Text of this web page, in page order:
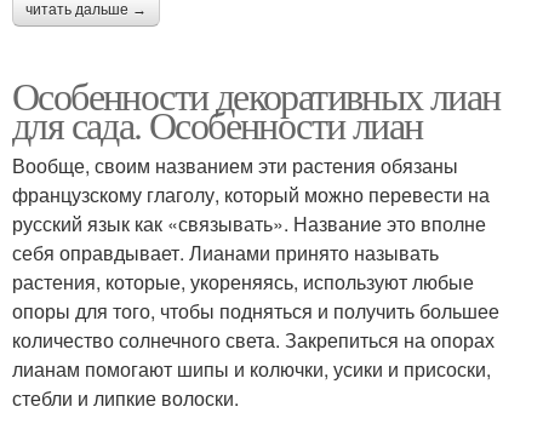
читать дальше →
Особенности декоративных лиан
для сада. Особенности лиан
Вообще, своим названием эти растения обязаны
французскому глаголу, который можно перевести на
русский язык как «связывать». Название это вполне
себя оправдывает. Лианами принято называть
растения, которые, укореняясь, используют любые
опоры для того, чтобы подняться и получить большее
количество солнечного света. Закрепиться на опорах
лианам помогают шипы и колючки, усики и присоски,
стебли и липкие волоски.